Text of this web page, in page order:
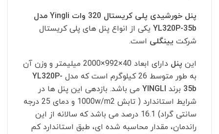
پنل خورشیدی پلی کریستال 320 وات Yingli مدل
YL320P-35b یکی از انواع پنل های پلی کریستال
شرکت یینگلی است.
این پنل
دارای ابعاد 40×992×2000 میلیمتر و وزن آن
به طور متوسط 26 کیلوگرم است که مدل
YL320P-
35b برند YINGLI می باشد. بازدهی این پنل ها در
شرایط استاندارد ( تابش 1000w/m2 و دمای 25 درجه
سانتی گراد) 16.1 درصد می باشد که سالانه از این
راندمان، مقدار محاسبه شده ای، طبق استاندارد کم